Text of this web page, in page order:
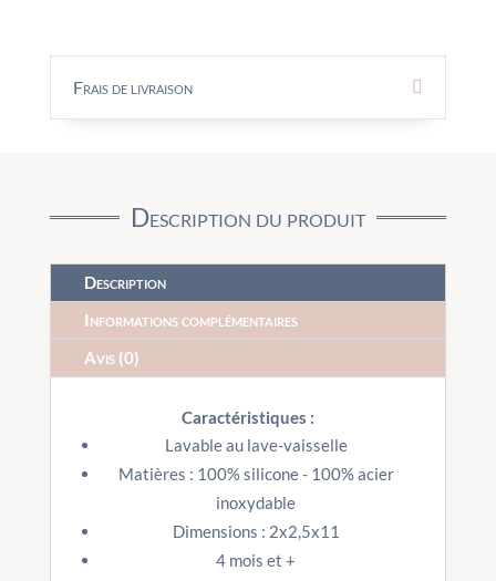
-
Frais de livraison
Description du produit
Description
Informations complémentaires
Avis (0)
Caractéristiques :
Lavable au lave-vaisselle
Matières : 100% silicone - 100% acier
inoxydable
Dimensions : 2x2,5x11
4 mois et +